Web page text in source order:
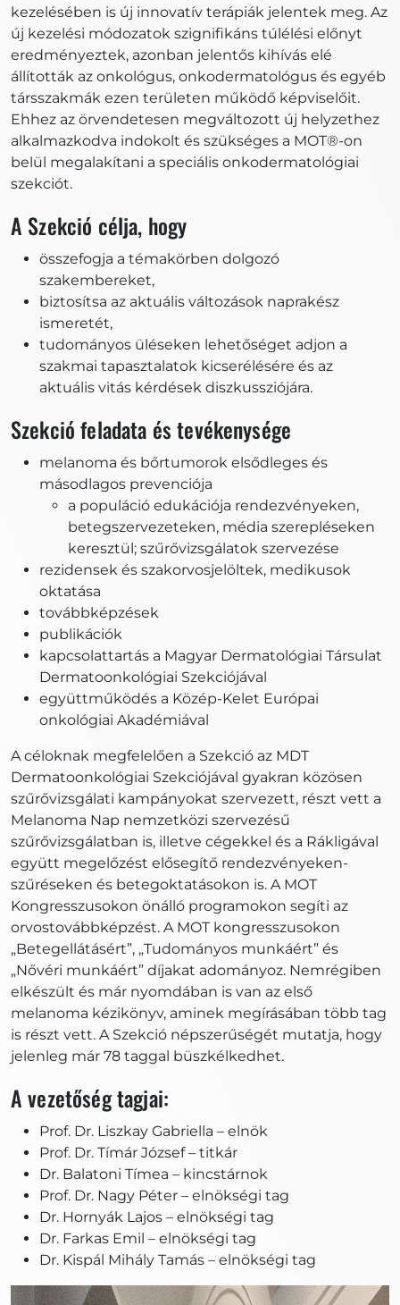
kezelésében is új innovatív terápiák jelentek meg. Az
új kezelési módozatok szignifikáns túlélési előnyt
eredményeztek, azonban jelentős kihívás elé
állították az onkológus, onkodermatológus és egyéb
társszakmák ezen területen működő képviselőit.
Ehhez az örvendetesen megváltozott új helyzethez
alkalmazkodva indokolt és szükséges a MOT®-on
belül megalakítani a speciális onkodermatológiai
szekciót.
A Szekció célja, hogy
összefogja a témakörben dolgozó
szakembereket,
biztosítsa az aktuális változások naprakész
ismeretét,
tudományos üléseken lehetőséget adjon a
szakmai tapasztalatok kicserélésére és az
aktuális vitás kérdések diszkussziójára.
Szekció feladata és tevékenysége
melanoma és bőrtumorok elsődleges és
másodlagos prevenciója
a populáció edukációja rendezvényeken,
betegszervezeteken, média szerepléseken
keresztül; szűrővizsgálatok szervezése
rezidensek és szakorvosjelöltek, medikusok
oktatása
továbbképzések
publikációk
kapcsolattartás a Magyar Dermatológiai Társulat
Dermatoonkológiai Szekciójával
együttműködés a Közép-Kelet Európai
onkológiai Akadémiával
A céloknak megfelelően a Szekció az MDT
Dermatoonkológiai Szekciójával gyakran közösen
szűrővizsgálati kampányokat szervezett, részt vett a
Melanoma Nap nemzetközi szervezésű
szűrővizsgálatban is, illetve cégekkel és a Rákligával
együtt megelőzést elősegítő rendezvényeken-
szűréseken és betegoktatásokon is. A MOT
Kongresszusokon önálló programokon segíti az
orvostovábbképzést. A MOT kongresszusokon
„Betegellátásért”, „Tudományos munkáért” és
„Nővéri munkáért” díjakat adományoz. Nemrégiben
elkészült és már nyomdában is van az első
melanoma kézikönyv, aminek megírásában több tag
is részt vett. A Szekció népszerűségét mutatja, hogy
jelenleg már 78 taggal büszkélkedhet.
A vezetőség tagjai:
Prof. Dr. Liszkay Gabriella – elnök
Prof. Dr. Tímár József – titkár
Dr. Balatoni Tímea – kincstárnok
Prof. Dr. Nagy Péter – elnökségi tag
Dr. Hornyák Lajos – elnökségi tag
Dr. Farkas Emil – elnökségi tag
Dr. Kispál Mihály Tamás – elnökségi tag